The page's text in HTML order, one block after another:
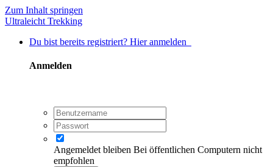
Zum Inhalt springen
Ultraleicht Trekking
Du bist bereits registriert? Hier anmelden
Anmelden
Angemeldet bleiben Bei öffentlichen Computern nicht
empfohlen